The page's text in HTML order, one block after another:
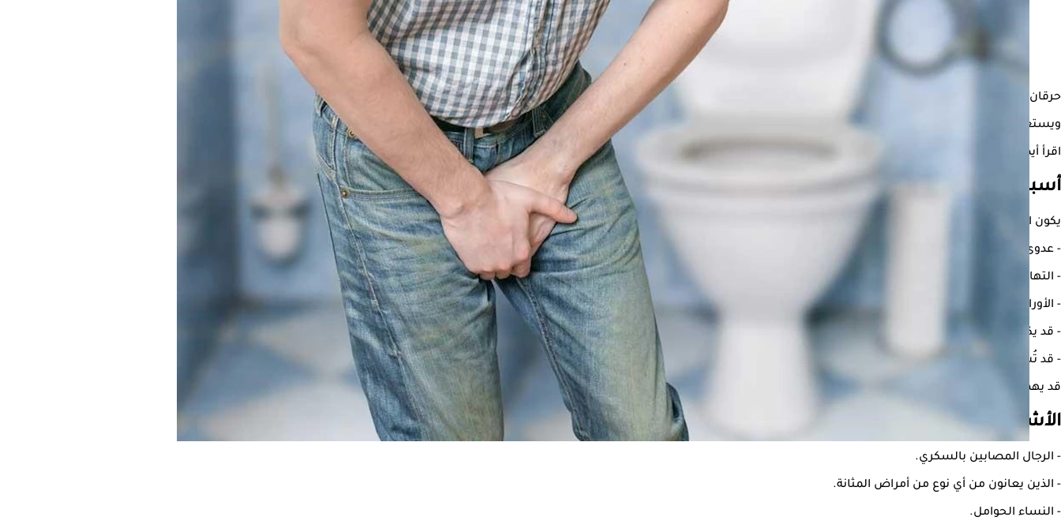
حرقان البول، يصيب الرجال في جميع المراحل العمرية، ويعرف أيضًا بعسر التبول، ويرتبط عادةً بالتهابات المسالك البولية، إذ يعتمد العلاج على السبب ذاته.
ويستعرض "الكونسلتو" في السطور التالية، أسباب حرقان البول عند الرجال، بحسب موقع " clevelandclinic".
اقرأ أيضًا:
أسباب حرقان البول عند الرجال
يكون التبول المؤلم عند الرجال نتيجة للأسباب التالية:
- عدوى المسالك البولية والالتهابات الأخرى خارج المسالك البولية، بما في ذلك داء الرتوج والتهاب الرتوج.
- التهابات البروستاتا.
- الأورام.
- قد يكون ألم التبول لدى الرجال والنساء نتيجةً لأمراض منقولة جنسيًا أو كأثر جانبي للأدوية.
- قد تُسبب أدوية العلاج الكيميائي للأورام أو العلاج الإشعاعي لمنطقة الحوض التهاب المثانة وتسبب ألمًا عند التبول.
قد يهمك:
الأشخاص الأكثر عرضة للإصابة بحرقان في البول
- الرجال المصابين بالسكري.
- الذين يعانون من أي نوع من أمراض المثانة.
- النساء الحوامل.